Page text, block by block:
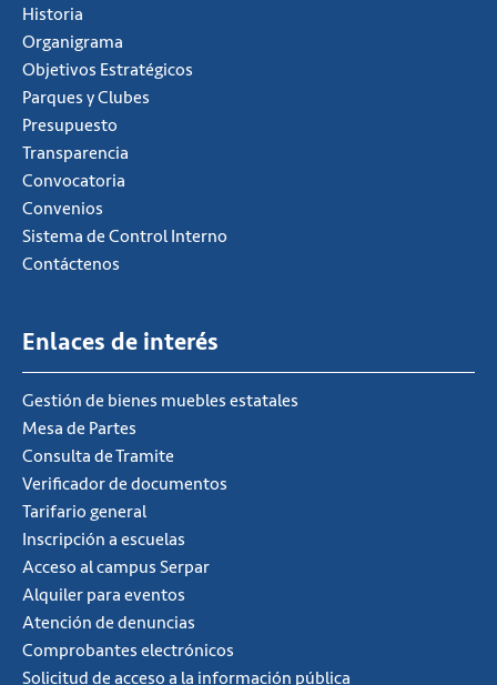
Historia
Organigrama
Objetivos Estratégicos
Parques y Clubes
Presupuesto
Transparencia
Convocatoria
Convenios
Sistema de Control Interno
Contáctenos
Enlaces de interés
Gestión de bienes muebles estatales
Mesa de Partes
Consulta de Tramite
Verificador de documentos
Tarifario general
Inscripción a escuelas
Acceso al campus Serpar
Alquiler para eventos
Atención de denuncias
Comprobantes electrónicos
Solicitud de acceso a la información pública